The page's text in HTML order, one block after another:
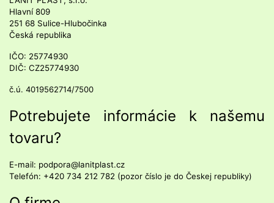
Hlavní 809
251 68 Sulice-Hlubočinka
Česká republika
IČO: 25774930
DIČ: CZ25774930
č.ú. 4019562714/7500
Potrebujete informácie k našemu
tovaru?
E-mail: podpora@lanitplast.cz
Telefón: +420 734 212 782 (pozor číslo je do Českej republiky)